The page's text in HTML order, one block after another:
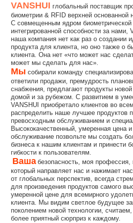
VANSHUI глобальный поставщик
биометрии & RFID верхней основанной
С совмещенным ядром биометрической
интегрированной способности за нами,
наша компания нет как раз о создании
продукта для клиента, но оно также о
клиента. Она нет «что может нас
может мы сделать для нас».
Мы собирали команду
ответили продажи, премудрость
снабжения, предлагают продукты
домой и за рубежом. С развитием в
VANSHUI приобретало клиентов во
распределить наше лучшее продуктов
превосходным обслуживанием и
Высококачественный, умеренная цена
обслуживание позвольте мы создать
бизнеса к нашим клиентам и принести
гибкости к пользователям.
Ваша безопасность, моя
который направляет нас и нажимает
от глобальных перспектив, всегда
для произведения продуктов самого
умеренной цене для всемирного
клиента. Мы видим светлое будущее
поколением новой технологии,
более приятный сюрприз к каждому.